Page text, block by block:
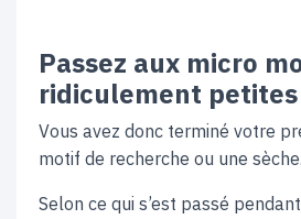
Passez aux micro
ridiculement petites
Vous avez donc terminé votre
motif de recherche ou une
Selon ce qui s’est passé